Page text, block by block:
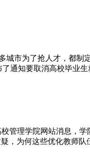
城市为了抢人才，都
通知要取消高校毕业生
管理学院网站消息，
，为何这些优化教师队